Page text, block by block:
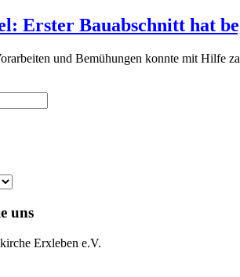
Erster Bauabschnitt hat
und Bemühungen konnte mit Hilfe
uns
Erxleben e.V.